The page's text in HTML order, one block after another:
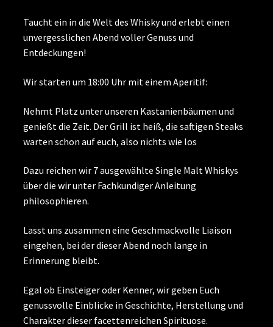
Taucht ein in die Welt des Whisky und erlebt einen
unvergesslichen Abend voller Genuss und
Entdeckungen!
Wir starten um 18:00 Uhr mit einem Aperitif:
Nehmt Platz unter unseren Kastanienbäumen und
genießt die Zeit. Der Grill ist heiß, die saftigen Steaks
warten schon auf euch, also nichts wie los
Dazu reichen wir 7 ausgewählte Single Malt Whiskys
über die wir unter Fachkundiger Anleitung
philosophieren.
Lasst uns zusammen eine Geschmackvolle Liaison
eingehen, bei der dieser Abend noch lange in
Erinnerung bleibt.
Egal ob Einsteiger oder Kenner, wir geben Euch
genussvolle Einblicke in Geschichte, Herstellung und
Charakter dieser facettenreichen Spirituose.